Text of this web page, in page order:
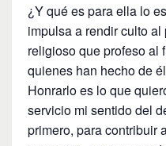
¿Y qué es para ella lo
impulsa a rendir culto
religioso que profeso al
quienes han hecho de
Honrarlo es lo que
servicio mi sentido del
primero, para contribuir